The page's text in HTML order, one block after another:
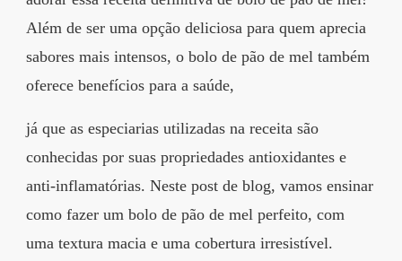
segredos valiosos e
receitas rápidas e fáceis
que vão impressionar
Transforme suas
refeições e inspire-se
agora mesmo!
Além de ser uma opção deliciosa para quem aprecia
sabores mais intensos, o bolo de pão de mel também
oferece benefícios para a saúde,
já que as especiarias utilizadas na receita são
conhecidas por suas propriedades antioxidantes e
anti-inflamatórias. Neste post de blog, vamos ensinar
como fazer um bolo de pão de mel perfeito, com
uma textura macia e uma cobertura irresistível.